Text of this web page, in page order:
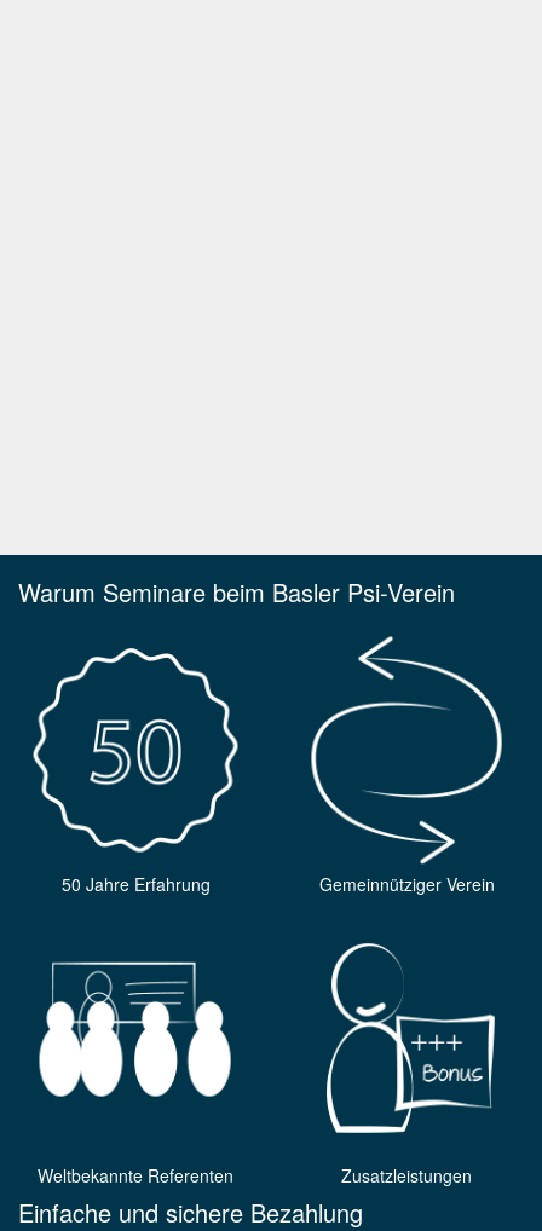
Warum Seminare beim Basler Psi-Verein
50 Jahre Erfahrung Gemeinnütziger Verein
Weltbekannte Referenten Zusatzleistungen
Einfache und sichere Bezahlung